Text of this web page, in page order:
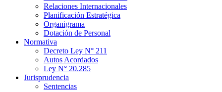
Relaciones Internacionales
Planificación Estratégica
Organigrama
Dotación de Personal
Normativa
Decreto Ley N° 211
Autos Acordados
Ley N° 20.285
Jurisprudencia
Sentencias